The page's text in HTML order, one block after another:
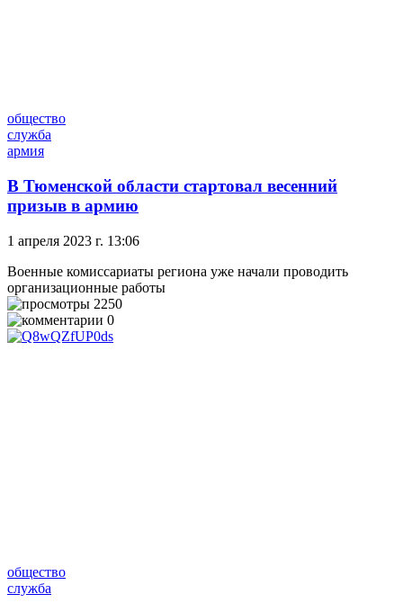
общество
служба
армия
В Тюменской области стартовал весенний
призыв в армию
1 апреля 2023 г. 13:06
Военные комиссариаты региона уже начали проводить
организационные работы
2250
0
общество
служба